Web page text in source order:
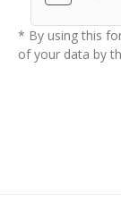
* By using this
of your data by